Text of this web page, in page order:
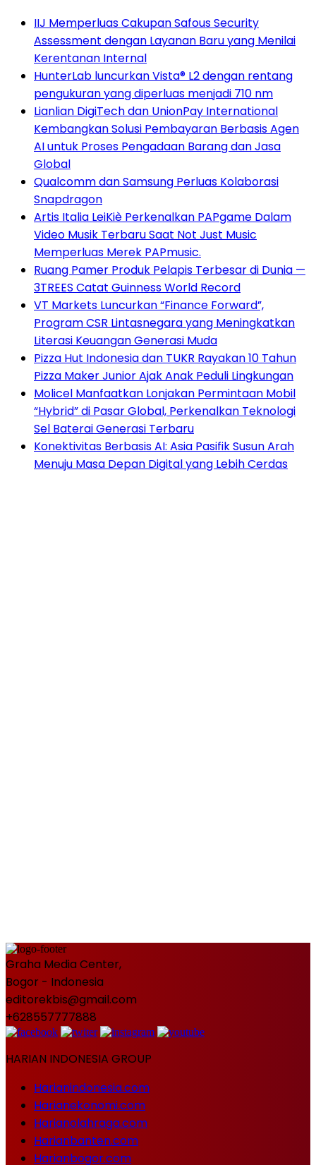
IIJ Memperluas Cakupan Safous Security
Assessment dengan Layanan Baru yang Menilai
Kerentanan Internal
HunterLab luncurkan Vista® L2 dengan rentang
pengukuran yang diperluas menjadi 710 nm
Lianlian DigiTech dan UnionPay International
Kembangkan Solusi Pembayaran Berbasis Agen
AI untuk Proses Pengadaan Barang dan Jasa
Global
Qualcomm dan Samsung Perluas Kolaborasi
Snapdragon
Artis Italia LeiKiè Perkenalkan PAPgame Dalam
Video Musik Terbaru Saat Not Just Music
Memperluas Merek PAPmusic.
Ruang Pamer Produk Pelapis Terbesar di Dunia —
3TREES Catat Guinness World Record
VT Markets Luncurkan “Finance Forward”,
Program CSR Lintasnegara yang Meningkatkan
Literasi Keuangan Generasi Muda
Pizza Hut Indonesia dan TUKR Rayakan 10 Tahun
Pizza Maker Junior Ajak Anak Peduli Lingkungan
Molicel Manfaatkan Lonjakan Permintaan Mobil
“Hybrid” di Pasar Global, Perkenalkan Teknologi
Sel Baterai Generasi Terbaru
Konektivitas Berbasis AI: Asia Pasifik Susun Arah
Menuju Masa Depan Digital yang Lebih Cerdas
Graha Media Center,
Bogor - Indonesia
editorekbis@gmail.com
+628557777888
HARIAN INDONESIA GROUP
Harianindonesia.com
Harianekonomi.com
Harianolahraga.com
Harianbanten.com
Harianbogor.com